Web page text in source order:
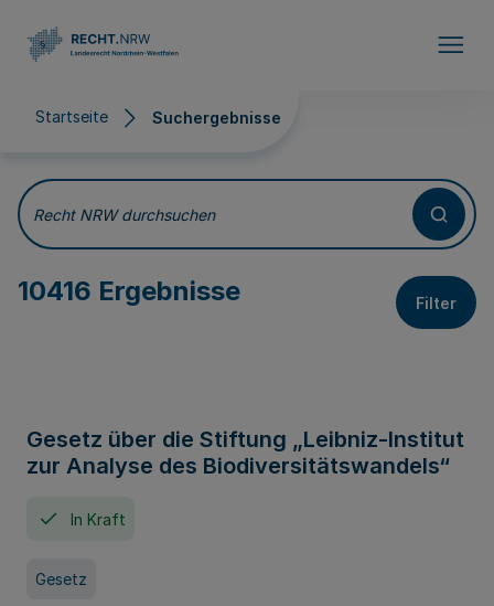
Startseite Suchergebnisse
Suchergebnisse
Recht NRW durchsuchen
10416 Ergebnisse Filter
Gesetz über die Stiftung „Leibniz-Institut
zur Analyse des Biodiversitätswandels“
In Kraft
Gesetz